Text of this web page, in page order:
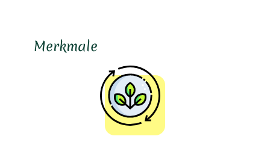
Merkmale